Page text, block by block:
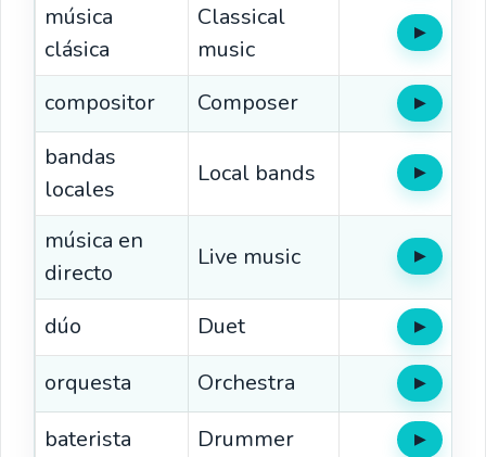
música
clásica
Classical
music
▶Oír
compositor Composer ▶Oír
bandas
locales
Local bands ▶Oír
música en
directo
Live music ▶Oír
dúo Duet ▶Oír
orquesta Orchestra ▶Oír
baterista Drummer ▶Oír